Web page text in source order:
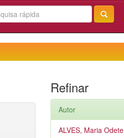
Refinar
Autor
ALVES, Maria Odete